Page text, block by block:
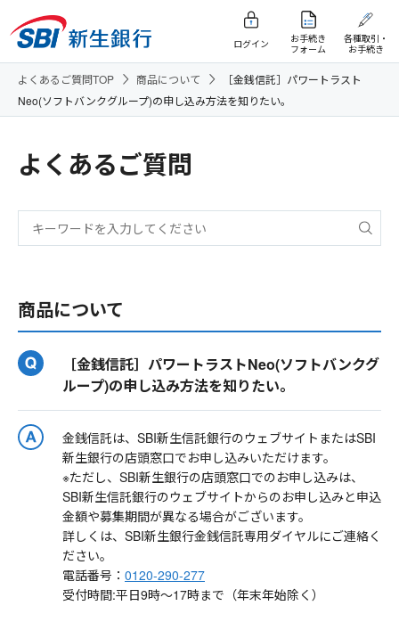
ログイン
お手続き
フォーム
各種取引・
お手続き
よくあるご質問TOP 商品について
［金銭信託］パワートラスト
Neo(ソフトバンクグループ)の申し込み方法を知りたい。
よくあるご質問
商品について
［金銭信託］パワートラストNeo(ソフトバンクグ
ループ)の申し込み方法を知りたい。
金銭信託は、SBI新生信託銀行のウェブサイトまたはSBI
新生銀行の店頭窓口でお申し込みいただけます。
※ただし、SBI新生銀行の店頭窓口でのお申し込みは、
SBI新生信託銀行のウェブサイトからのお申し込みと申込
金額や募集期間が異なる場合がございます。
詳しくは、SBI新生銀行金銭信託専用ダイヤルにご連絡く
ださい。
電話番号： 0120-290-277
受付時間:平日9時～17時まで（年末年始除く）